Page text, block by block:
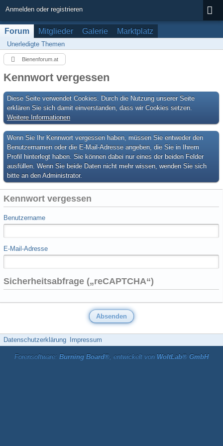
Anmelden oder registrieren
Forum Mitglieder Galerie Marktplatz
Unerledigte Themen
Bienenforum.at
Kennwort vergessen
Diese Seite verwendet Cookies. Durch die Nutzung unserer Seite
erklären Sie sich damit einverstanden, dass wir Cookies setzen.
Weitere Informationen
Wenn Sie Ihr Kennwort vergessen haben, müssen Sie entweder den
Benutzernamen oder die E-Mail-Adresse angeben, die Sie in Ihrem
Profil hinterlegt haben. Sie können dabei nur eines der beiden Felder
ausfüllen. Wenn Sie beide Daten nicht mehr wissen, wenden Sie sich
bitte an den Administrator.
Kennwort vergessen
Benutzername
E-Mail-Adresse
Sicherheitsabfrage („reCAPTCHA“)
Datenschutzerklärung Impressum
Forensoftware: Burning Board®, entwickelt von WoltLab® GmbH